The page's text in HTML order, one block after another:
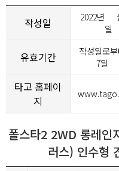
작성일 2022년
일
유효기간
작성일로
7일
타고 홈페이
지
폴스타2 2WD 롱레인
러스) 인수형